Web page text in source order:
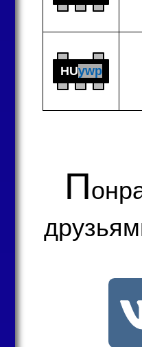
HUywp
П